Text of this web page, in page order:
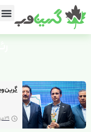
29 مهر, 1404